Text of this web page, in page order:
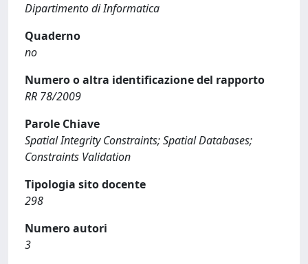
Dipartimento di Informatica
Quaderno
no
Numero o altra identificazione del rapporto
RR 78/2009
Parole Chiave
Spatial Integrity Constraints; Spatial Databases;
Constraints Validation
Tipologia sito docente
298
Numero autori
3